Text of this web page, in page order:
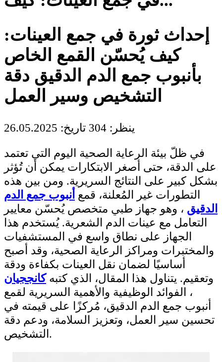
إحداث ثورة في جمع العينات:
كيف يُحسّن القمع الخاص
بأنبوب جمع الدم الدقيق دقة
التشخيص وسير العمل
ينظر: 304
تاريخ: 26.05.2025
في ظلّ بيئة الرعاية الصحية اليوم التي تعتمد
على الدقة، حتى أصغر الابتكارات يمكن أن تُؤثر
بشكل كبير على النتائج السريرية. ومن بين هذه
التطورات غير المُعلنة، قمع أنبوب جمع الدم
الدقيق ، وهو جهاز طبي متخصص يُحسّن معايير
التعامل مع عينات الدم الشعرية. يُستخدم هذا
الجهاز على نطاق واسع في المستشفيات
والمختبرات ومراكز الرعاية الصحية، وقد أصبح
أساسيًا لضمان نقل العينات بكفاءة ودقة
وتعقيم. يتناول هذا المقال، الذي كتبهكانججيان
، الفوائد الوظيفية والأهمية السريرية لقمع
أنبوب جمع الدم الدقيق، مُركزًا على قيمته في
تحسين سير العمل، وتعزيز السلامة، ودعم دقة
التشخيص.